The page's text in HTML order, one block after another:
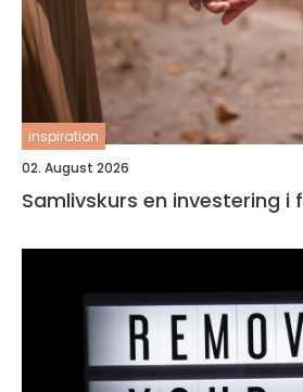
inspiration
02. August 2026
Samlivskurs en